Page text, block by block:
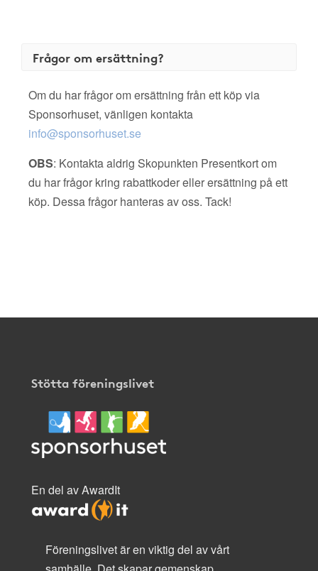
Frågor om ersättning?
Om du har frågor om ersättning från ett köp via
Sponsorhuset, vänligen kontakta
info@sponsorhuset.se
OBS: Kontakta aldrig Skopunkten Presentkort om
du har frågor kring rabattkoder eller ersättning på ett
köp. Dessa frågor hanteras av oss. Tack!
Stötta föreningslivet
En del av AwardIt
Föreningslivet är en viktig del av vårt